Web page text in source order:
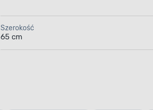
Szerokość
65 cm